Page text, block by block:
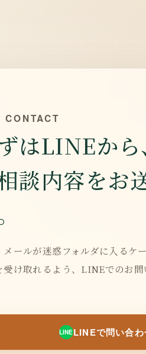
CONTACT
はLINEから
談内容をお
メールが迷惑フォルダに入るケ
受け取れるよう、LINEでのお
LINELINEで問い合わ